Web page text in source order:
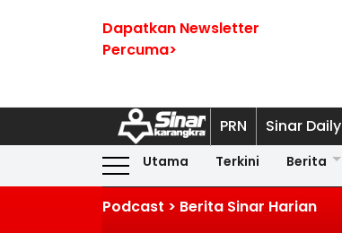
Dapatkan Newsletter
Percuma>
PRN Sinar Daily
Utama Terkini Berita
Podcast > Berita Sinar Harian